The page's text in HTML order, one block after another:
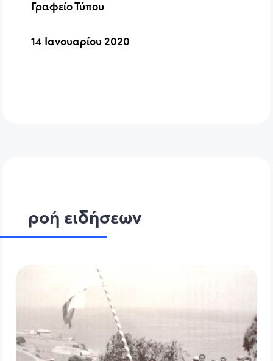
Γραφείο Τύπου
14 Ιανουαρίου 2020
ροή ειδήσεων